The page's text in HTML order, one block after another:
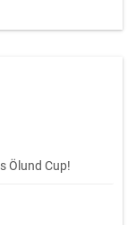
i Gävle
Ölund Cup!